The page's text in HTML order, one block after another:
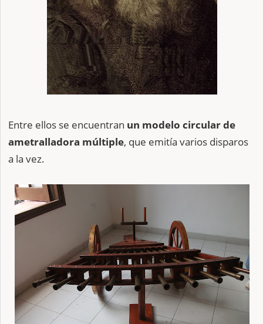
Entre ellos se encuentran un modelo circular de
ametralladora múltiple, que emitía varios disparos
a la vez.